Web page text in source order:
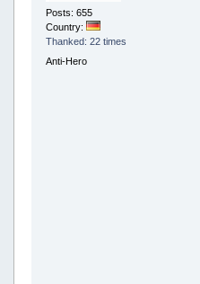
Posts: 655
Country:
Thanked: 22 times
Anti-Hero